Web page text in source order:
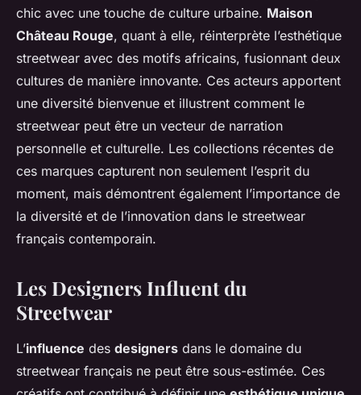
chic avec une touche de culture urbaine. Maison
Château Rouge, quant à elle, réinterprète l’esthétique
streetwear avec des motifs africains, fusionnant deux
cultures de manière innovante. Ces acteurs apportent
une diversité bienvenue et illustrent comment le
streetwear peut être un vecteur de narration
personnelle et culturelle. Les collections récentes de
ces marques capturent non seulement l’esprit du
moment, mais démontrent également l’importance de
la diversité et de l’innovation dans le streetwear
français contemporain.
Les Designers Influent du
Streetwear
L’influence des designers dans le domaine du
streetwear français ne peut être sous-estimée. Ces